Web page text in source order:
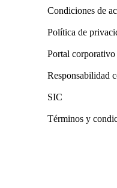
Condiciones de
Política de
Portal corporativo
Responsabilidad
SIC
Términos y